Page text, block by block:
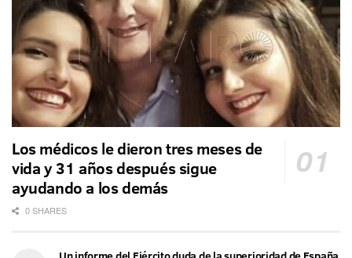
Los médicos le dieron tres meses de
vida y 31 años después sigue
ayudando a los demás
0 SHARES